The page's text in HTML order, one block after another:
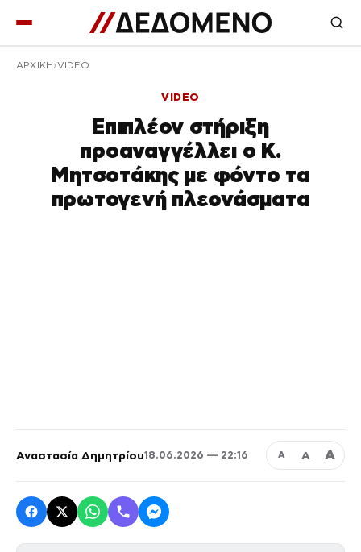
ΑΡΧΙΚΉ VIDEO
VIDEO
Επιπλέον στήριξη
προαναγγέλλει ο Κ.
Μητσοτάκης με φόντο τα
πρωτογενή πλεονάσματα
Αναστασία Δημητρίου18.06.2026 — 22:16 Α Α Α